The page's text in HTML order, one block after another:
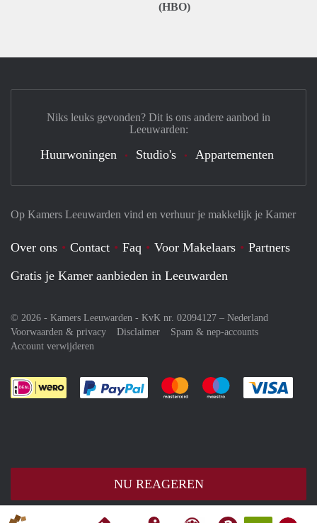
(HBO)
NU REAGEREN
Op Kamers Leeuwarden vind en verhuur je makkelijk je Kamer
Over ons Contact Faq Voor Makelaars
Partners
Gratis je Kamer aanbieden in Leeuwarden
© 2026 - Kamers Leeuwarden - KvK nr. 02094127 – Nederland
Voorwaarden & privacy
Disclaimer
Spam & nep-accounts
Account verwijderen
Je rekent gemakkelijk af met Paypal
Je rekent gemakkelijk af met
Je rekent
Niks leuks gevonden? Dit is ons andere aanbod in
Leeuwarden:
Huurwoningen Studio's Appartementen